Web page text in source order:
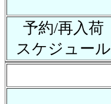
予約/再入荷
スケジュール